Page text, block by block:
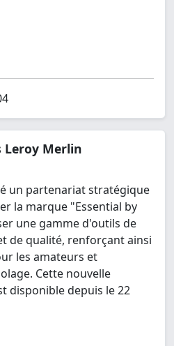
Leroy Merlin
un partenariat stratégique
la marque "Essential by
une gamme d'outils de
de qualité, renforçant ainsi
les amateurs et
Cette nouvelle
disponible depuis le 22